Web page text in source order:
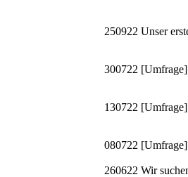
250922 Unser
300722
130722
080722
260622 Wir